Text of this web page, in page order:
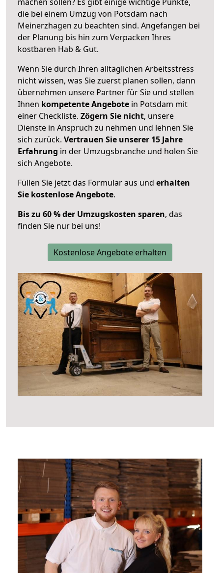
die bei einem Umzug von Potsdam nach
Meinerzhagen zu beachten sind. Angefangen bei
der Planung bis hin zum Verpacken Ihres
kostbaren Hab & Gut.
Wenn Sie durch Ihren alltäglichen Arbeitsstress
nicht wissen, was Sie zuerst planen sollen, dann
übernehmen unsere Partner für Sie und stellen
Ihnen kompetente Angebote in Potsdam mit
einer Checkliste. Zögern Sie nicht, unsere
Dienste in Anspruch zu nehmen und lehnen Sie
sich zurück. Vertrauen Sie unserer 15 Jahre
Erfahrung in der Umzugsbranche und holen Sie
sich Angebote.
Füllen Sie jetzt das Formular aus und erhalten
Sie kostenlose Angebote.
Bis zu 60 % der Umzugskosten sparen, das
finden Sie nur bei uns!
Kostenlose Angebote erhalten